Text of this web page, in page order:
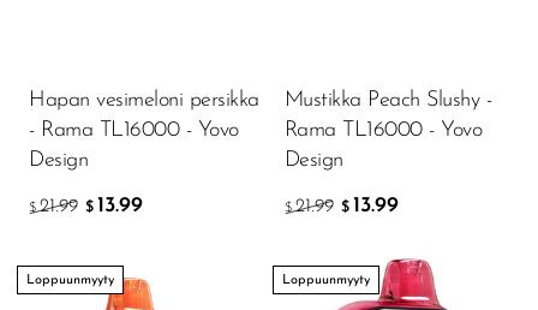
OXBAR
Pachamama
Packspod
Pillow Talk
Hapan vesimeloni persikka
- Rama TL16000 - Yovo
Design
$ 21.99 $ 13.99
Mustikka Peach Slushy -
Rama TL16000 - Yovo
Design
$ 21.99 $ 13.99
Loppuunmyyty Loppuunmyyty